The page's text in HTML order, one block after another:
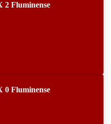
2 Fluminense
0 Fluminense